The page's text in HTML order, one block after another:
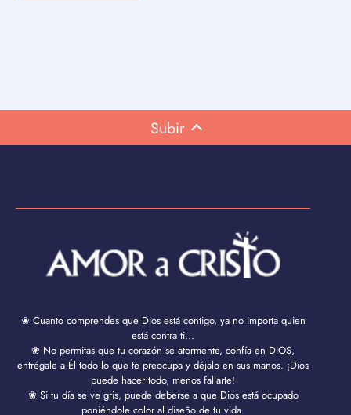
Subir
❀ Cuanto comprendes que Dios está contigo, ya no importa quien
está contra ti...
❀ No permitas que tu corazón se atormente, confía en DIOS,
entrégale a Él todo lo que te preocupa y déjalo en sus manos. ¡Dios
puede hacer todo, menos fallarte!
❀ Si tu día se ve gris, puede deberse a que Dios está ocupado
poniéndole color al diseño de tu vida.